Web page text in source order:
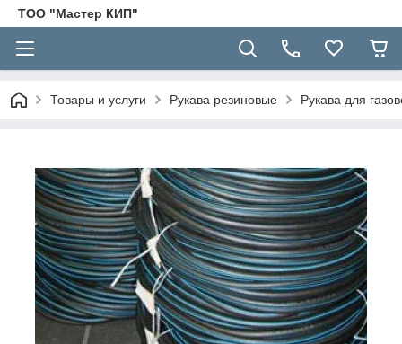
ТОО "Мастер КИП"
Товары и услуги Рукава резиновые Рукава для